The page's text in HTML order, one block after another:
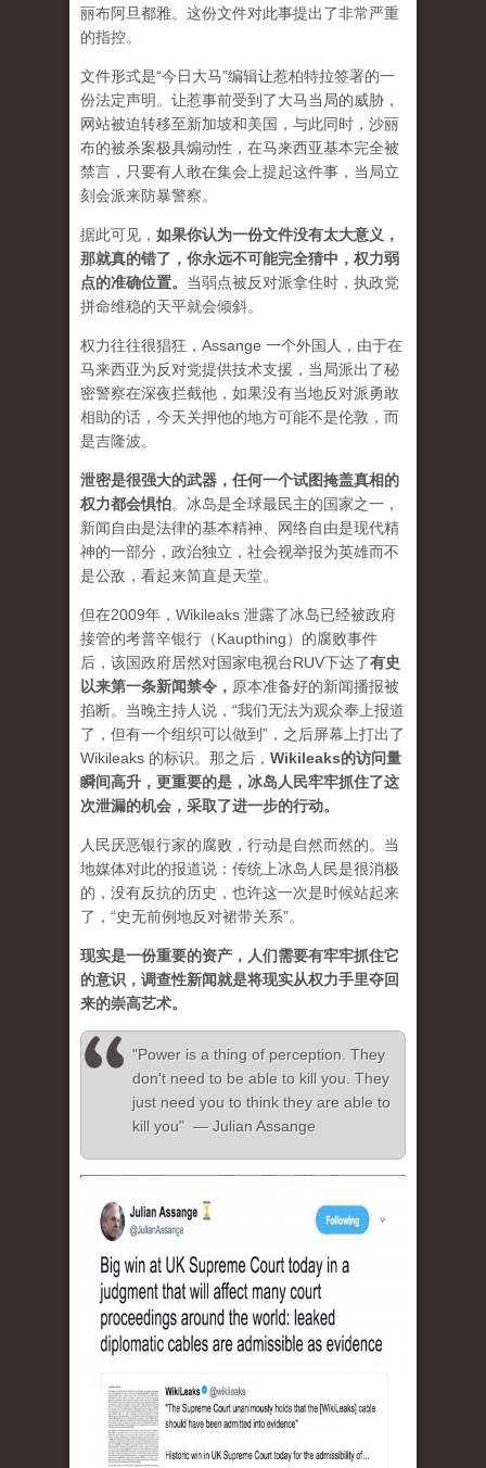
丽布阿旦都雅。这份文件对此事提出了非常严重
的指控。
文件形式是“今日大马”编辑让惹柏特拉签署的一
份法定声明。让惹事前受到了大马当局的威胁，
网站被迫转移至新加坡和美国，与此同时，沙丽
布的被杀案极具煽动性，在马来西亚基本完全被
禁言，只要有人敢在集会上提起这件事，当局立
刻会派来防暴警察。
据此可见， 如果你认为一份文件没有太大意义，
那就真的错了，你永远不可能完全猜中，权力弱
点的准确位置。 当弱点被反对派拿住时，执政党
拼命维稳的天平就会倾斜。
权力往往很猖狂，Assange 一个外国人，由于在
马来西亚为反对党提供技术支援，当局派出了秘
密警察在深夜拦截他，如果没有当地反对派勇敢
相助的话，今天关押他的地方可能不是伦敦，而
是吉隆波。
泄密是很强大的武器，任何一个试图掩盖真相的
权力都会惧怕。 冰岛是全球最民主的国家之一，
新闻自由是法律的基本精神、网络自由是现代精
神的一部分，政治独立，社会视举报为英雄而不
是公敌，看起来简直是天堂。
但在2009年，Wikileaks 泄露了冰岛已经被政府
接管的考普辛银行（Kaupthing）的腐败事件
后，该国政府居然对国家电视台RUV下达了有史
以来第一条新闻禁令 ， 原本准备好的新闻播报被
掐断。当晚主持人说，“我们无法为观众奉上报道
了，但有一个组织可以做到”，之后屏幕上打出了
Wikileaks 的标识。那之后， Wikileaks的访问量
瞬间高升，更重要的是，冰岛人民牢牢抓住了这
次泄漏的机会，采取了进一步的行动。
人民厌恶银行家的腐败，行动是自然而然的。当
地媒体对此的报道说：传统上冰岛人民是很消极
的，没有反抗的历史，也许这一次是时候站起来
了，“史无前例地反对裙带关系”。
现实是一份重要的资产，人们需要有牢牢抓住它
的意识，调查性新闻就是将现实从权力手里夺回
来的崇高艺术。
"Power is a thing of perception. They
don't need to be able to kill you. They
just need you to think they are able to
kill you" — Julian Assange